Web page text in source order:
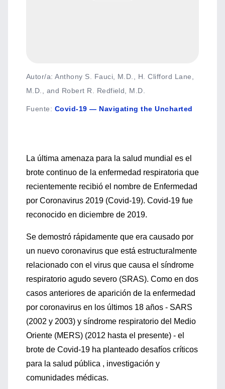
Autor/a: Anthony S. Fauci, M.D., H. Clifford Lane,
M.D., and Robert R. Redfield, M.D.
Fuente: Covid-19 — Navigating the Uncharted
La última amenaza para la salud mundial es el
brote continuo de la enfermedad respiratoria que
recientemente recibió el nombre de Enfermedad
por Coronavirus 2019 (Covid-19). Covid-19 fue
reconocido en diciembre de 2019.
Se demostró rápidamente que era causado por
un nuevo coronavirus que está estructuralmente
relacionado con el virus que causa el síndrome
respiratorio agudo severo (SRAS). Como en dos
casos anteriores de aparición de la enfermedad
por coronavirus en los últimos 18 años - SARS
(2002 y 2003) y síndrome respiratorio del Medio
Oriente (MERS) (2012 hasta el presente) - el
brote de Covid-19 ha planteado desafíos críticos
para la salud pública , investigación y
comunidades médicas.